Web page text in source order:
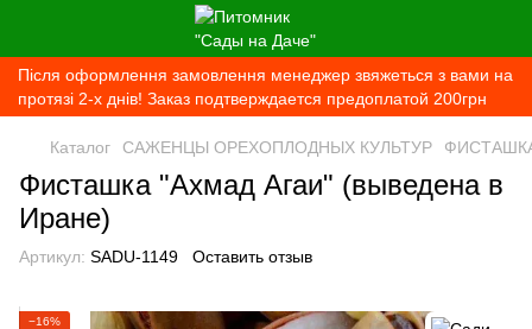
Після оформлення замовлення менеджер звяжеться з вами на
протязі 2-х днів! Заказ подтверждается предоплатой 200грн
Каталог САЖЕНЦЫ ОРЕХОПЛОДНЫХ КУЛЬТУР
Фисташка "Ахмад Агаи" (выведена в
Иране)
Артикул: SADU-1149 Оставить отзыв
−16%